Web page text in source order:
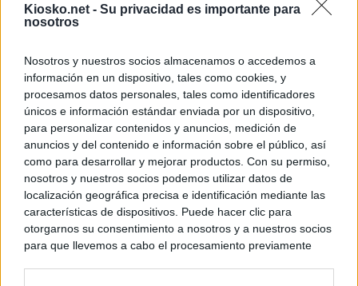
Kiosko.net - Su privacidad es importante para
nosotros
Nosotros y nuestros socios almacenamos o accedemos a
información en un dispositivo, tales como cookies, y
procesamos datos personales, tales como identificadores
únicos e información estándar enviada por un dispositivo,
para personalizar contenidos y anuncios, medición de
anuncios y del contenido e información sobre el público, así
como para desarrollar y mejorar productos. Con su permiso,
nosotros y nuestros socios podemos utilizar datos de
localización geográfica precisa e identificación mediante las
características de dispositivos. Puede hacer clic para
otorgarnos su consentimiento a nosotros y a nuestros socios
para que llevemos a cabo el procesamiento previamente